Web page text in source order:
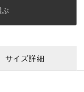
ぶ
サイズ詳細